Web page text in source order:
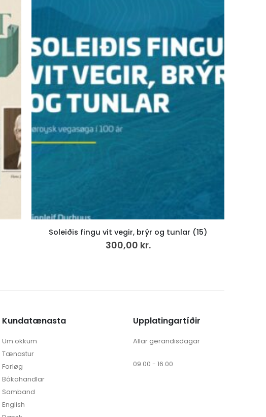
For the Common Good (38)
280,00 kr.
Kundatænasta
Um okkum
Tænastur
Forløg
Bókahandlar
Samband
English
Upplatingartíðir
Allar gerandisdagar
09.00 - 16.00